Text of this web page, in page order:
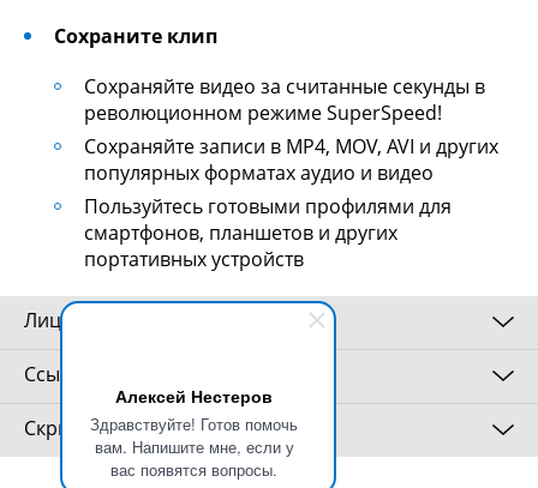
Алексей Нестеров
Здравствуйте! Готов помочь
вам. Напишите мне, если у
вас появятся вопросы.
Сохраните клип
Сохраняйте видео за считанные секунды в
революционном режиме SuperSpeed!
Сохраняйте записи в MP4, MOV, AVI и других
популярных форматах аудио и видео
Пользуйтесь готовыми профилями для
смартфонов, планшетов и других
портативных устройств
Лицензии
Лицензионное соглашение с конечным
пользователем
Внимание! Прочтите внимательно
нижеизложенное, прежде чем устанавливать,
Ссылки
http://www.movavi.ru/download-
Скриншоты